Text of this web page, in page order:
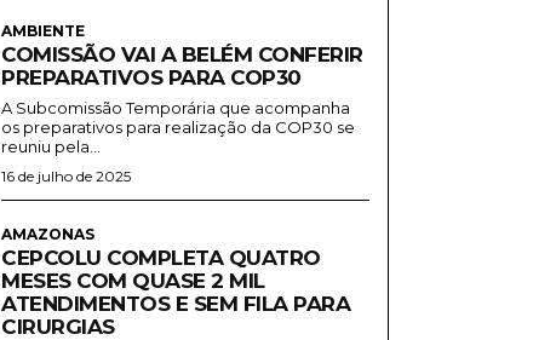
AMBIENTE
COMISSÃO VAI A BELÉM CONFERIR
PREPARATIVOS PARA COP30
A Subcomissão Temporária que acompanha
os preparativos para realização da COP30 se
reuniu pela...
16 de julho de 2025
AMAZONAS
CEPCOLU COMPLETA QUATRO
MESES COM QUASE 2 MIL
ATENDIMENTOS E SEM FILA PARA
CIRURGIAS